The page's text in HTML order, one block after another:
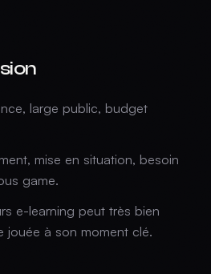
large public, budget
mise en situation, besoin
game.
e-learning peut très bien
jouée à son moment clé.